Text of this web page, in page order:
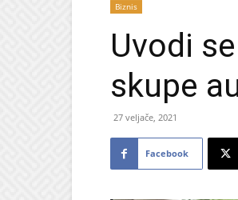
Biznis
Uvodi
skupe
27 veljače, 2021
Facebook